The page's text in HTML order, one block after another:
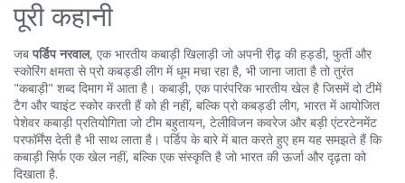
पूरी कहानी
जब पर्डिप नरवाल, एक भारतीय कबाड़ी खिलाड़ी जो अपनी रीढ़ की हड्डी, फुर्ती और
स्कोरिंग क्षमता से प्रो कबड्डी लीग में धूम मचा रहा है, भी जाना जाता है तो तुरंत
"कबाड़ी" शब्द दिमाग में आता है। कबाड़ी, एक पारंपरिक भारतीय खेल है जिसमें दो टीमें
टैग और प्वाइंट स्कोर करती हैंको ही नहीं, बल्किप्रो कबड्डी लीग, भारत में आयोजित
पेशेवर कबाड़ी प्रतियोगिता जो टीम बहुतायन, टेलीविजन कवरेज और बड़ी एंटरटेनमेंट
परफॉर्मेंस देती है भी साथ लाता है। पर्डिप के बारे में बात करते हुए हम यह समझते हैं कि
कबाड़ी सिर्फ एक खेल नहीं, बल्कि एक संस्कृति है जो भारत की ऊर्जा और दृढ़ता को
दिखाता है.